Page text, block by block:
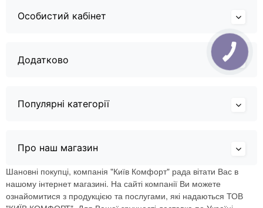
Особистий кабінет
Додатково
Популярні категорії
Про наш магазин
Шановні покупці, компанія "Київ Комфорт" рада вітати Вас в
нашому інтернет магазині. На сайті компанії Ви можете
ознайомитися з продукцією та послугами, які надаються ТОВ